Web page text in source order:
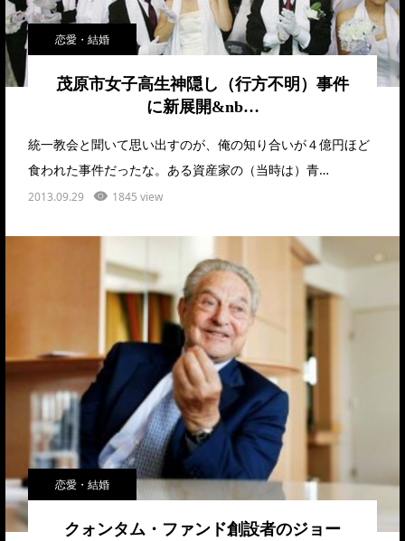
恋愛・結婚
茂原市女子高生神隠し（行方不明）事件
に新展開&nb…
統一教会と聞いて思い出すのが、俺の知り合いが４億円ほど
食われた事件だったな。ある資産家の（当時は）青…
2013.09.29 1845 view
恋愛・結婚
クォンタム・ファンド創設者のジョー